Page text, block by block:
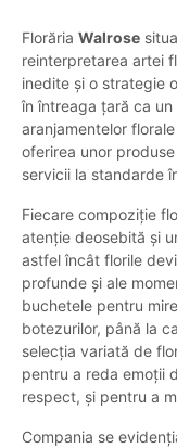
Florăria Walrose
reinterpretarea artei
inedite și o strategie
în întreaga țară ca
aranjamentelor
oferirea unor
servicii la standarde
Fiecare compoziție
atenție deosebită și
astfel încât florile
profunde și ale
buchetele pentru
botezurilor, până la
selecția variată de
pentru a reda emoții
respect, și pentru a
Compania se